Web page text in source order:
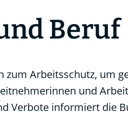
Beruf
zum Arbeitsschutz, um
und
Verbote informiert die